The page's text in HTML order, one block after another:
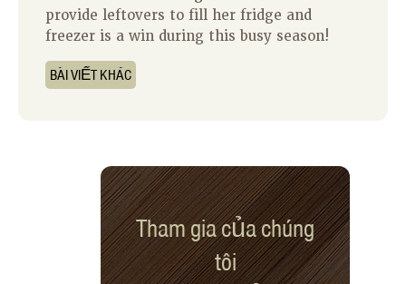
provide leftovers to fill her fridge and
freezer is a win during this busy season!
BÀI VIẾT KHÁC
Tham gia của chúng
tôi